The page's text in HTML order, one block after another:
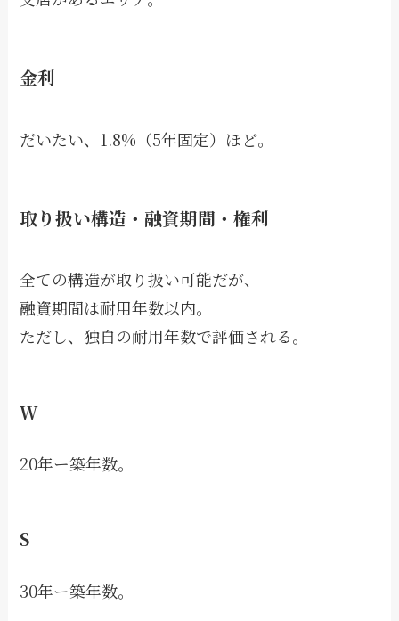
金利
だいたい、1.8%（5年固定）ほど。
取り扱い構造・融資期間・権利
全ての構造が取り扱い可能だが、
融資期間は耐用年数以内。
ただし、独自の耐用年数で評価される。
W
20年ー築年数。
S
30年ー築年数。